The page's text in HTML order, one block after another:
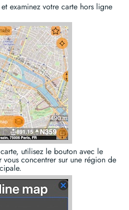
et examinez votre carte hors ligne
utilisez le bouton avec le
concentrer sur une région de